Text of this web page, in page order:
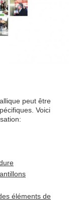
peut être
Voici
éléments de